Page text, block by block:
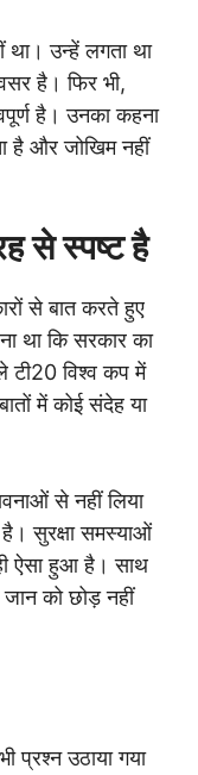
उन्हें लगता था
है। फिर भी,
है। उनका कहना
है और जोखिम नहीं
से स्पष्ट है
से बात करते हुए
था कि सरकार का
टी20 विश्व कप में
में कोई संदेह या
से नहीं लिया
सुरक्षा समस्याओं
ऐसा हुआ है। साथ
जान को छोड़ नहीं
प्रश्न उठाया गया